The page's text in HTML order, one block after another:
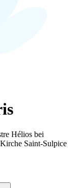
Hélios bei
Saint-Sulpice